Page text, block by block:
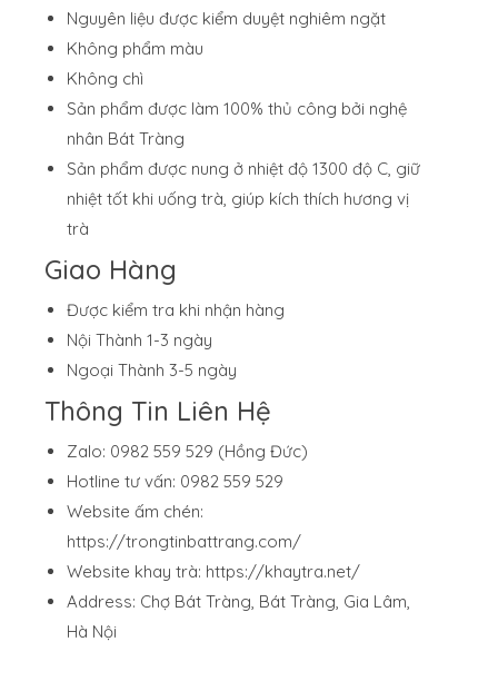
Nguyên liệu được kiểm duyệt nghiêm ngặt
Không phẩm màu
Không chì
Sản phẩm được làm 100% thủ công bởi nghệ
nhân Bát Tràng
Sản phẩm được nung ở nhiệt độ 1300 độ C, giữ
nhiệt tốt khi uống trà, giúp kích thích hương vị
trà
Giao Hàng
Được kiểm tra khi nhận hàng
Nội Thành 1-3 ngày
Ngoại Thành 3-5 ngày
Thông Tin Liên Hệ
Zalo: 0982 559 529 (Hồng Đức)
Hotline tư vấn: 0982 559 529
Website ấm chén:
https://trongtinbattrang.com/
Website khay trà: https://khaytra.net/
Address: Chợ Bát Tràng, Bát Tràng, Gia Lâm,
Hà Nội